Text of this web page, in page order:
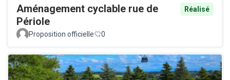
Aménagement cyclable rue de
Périole
Réalisé
Proposition officielle 0